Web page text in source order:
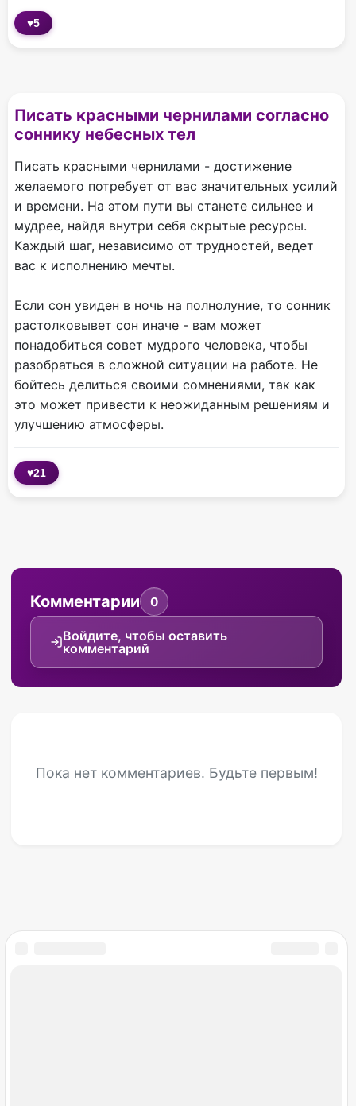
♥5
Писать красными чернилами согласно
соннику небесных тел
Писать красными чернилами - достижение
желаемого потребует от вас значительных усилий
и времени. На этом пути вы станете сильнее и
мудрее, найдя внутри себя скрытые ресурсы.
Каждый шаг, независимо от трудностей, ведет
вас к исполнению мечты.
Если сон увиден в ночь на полнолуние, то сонник
растолковывет сон иначе - вам может
понадобиться совет мудрого человека, чтобы
разобраться в сложной ситуации на работе. Не
бойтесь делиться своими сомнениями, так как
это может привести к неожиданным решениям и
улучшению атмосферы.
♥21
Комментарии 0
Войдите, чтобы оставить
комментарий
Пока нет комментариев. Будьте первым!